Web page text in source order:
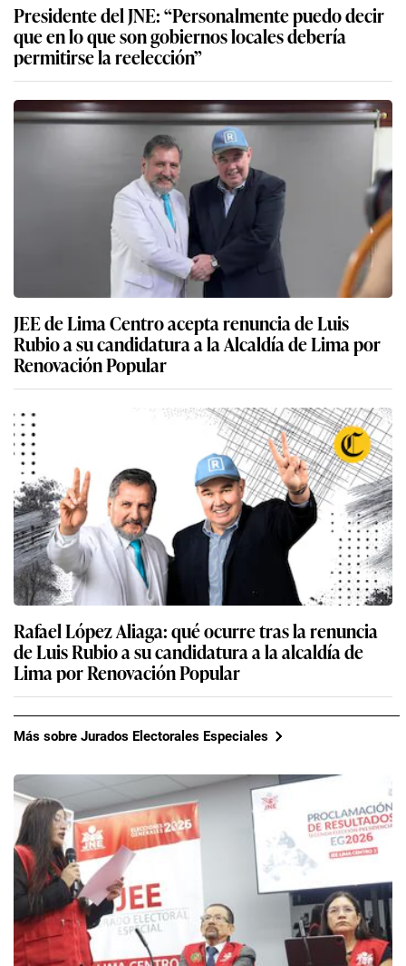
Presidente del JNE: “Personalmente puedo decir
que en lo que son gobiernos locales debería
permitirse la reelección”
JEE de Lima Centro acepta renuncia de Luis
Rubio a su candidatura a la Alcaldía de Lima por
Renovación Popular
Rafael López Aliaga: qué ocurre tras la renuncia
de Luis Rubio a su candidatura a la alcaldía de
Lima por Renovación Popular
Más sobre Jurados Electorales Especiales